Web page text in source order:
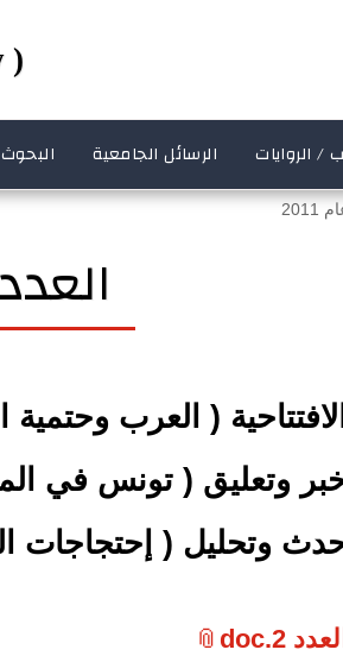
( Saad Alobaidy )
/ الروايات الرسائل الجامعية
العدد ( 2 )
الافتتاحية ( العرب وحتمية
وتعليق ( تونس في
وتحليل ( إحتجاجات
العدد 2.doc